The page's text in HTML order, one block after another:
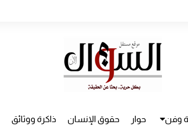
وفن حوار حقوق الإنسان ذاكرة ووثائق